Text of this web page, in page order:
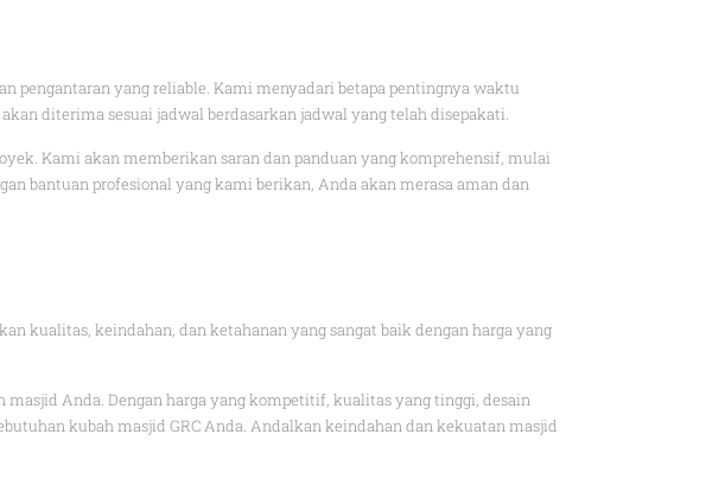
pengantaran yang reliable. Kami menyadari betapa pentingnya waktu
diterima sesuai jadwal berdasarkan jadwal yang telah disepakati.
Kami akan memberikan saran dan panduan yang komprehensif, mulai
bantuan profesional yang kami berikan, Anda akan merasa aman dan
kualitas, keindahan, dan ketahanan yang sangat baik dengan harga yang
Anda. Dengan harga yang kompetitif, kualitas yang tinggi, desain
kubah masjid GRC Anda. Andalkan keindahan dan kekuatan masjid